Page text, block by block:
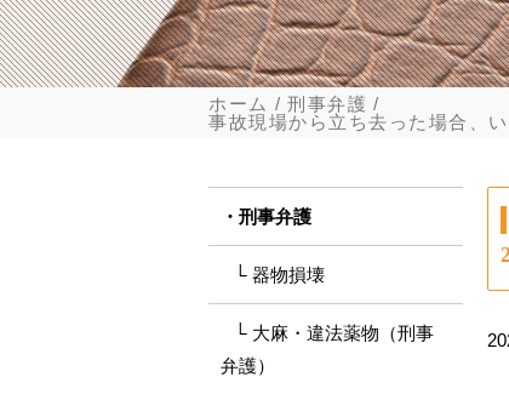
ホーム
刑事弁護
事故現場から立ち去った場合、
刑事弁護
器物損壊
大麻・違法薬物（刑事
弁護）